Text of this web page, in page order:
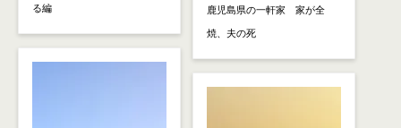
る編
鹿児島県の一軒家 家が全
焼、夫の死